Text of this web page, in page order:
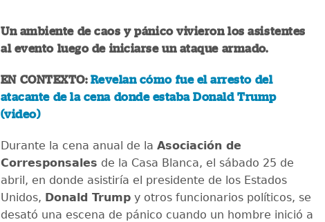
Un ambiente de caos y pánico vivieron los asistentes
al evento luego de iniciarse un ataque armado.
EN CONTEXTO: Revelan cómo fue el arresto del
atacante de la cena donde estaba Donald Trump
(video)
Durante la cena anual de la Asociación de
Corresponsales de la Casa Blanca, el sábado 25 de
abril, en donde asistiría el presidente de los Estados
Unidos, Donald Trump y otros funcionarios políticos, se
desató una escena de pánico cuando un hombre inició a